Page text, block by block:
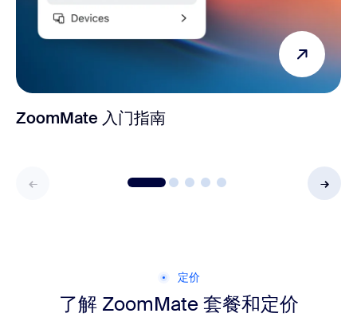
ZoomMate 入门指南
定价
了解 ZoomMate 套餐和定价